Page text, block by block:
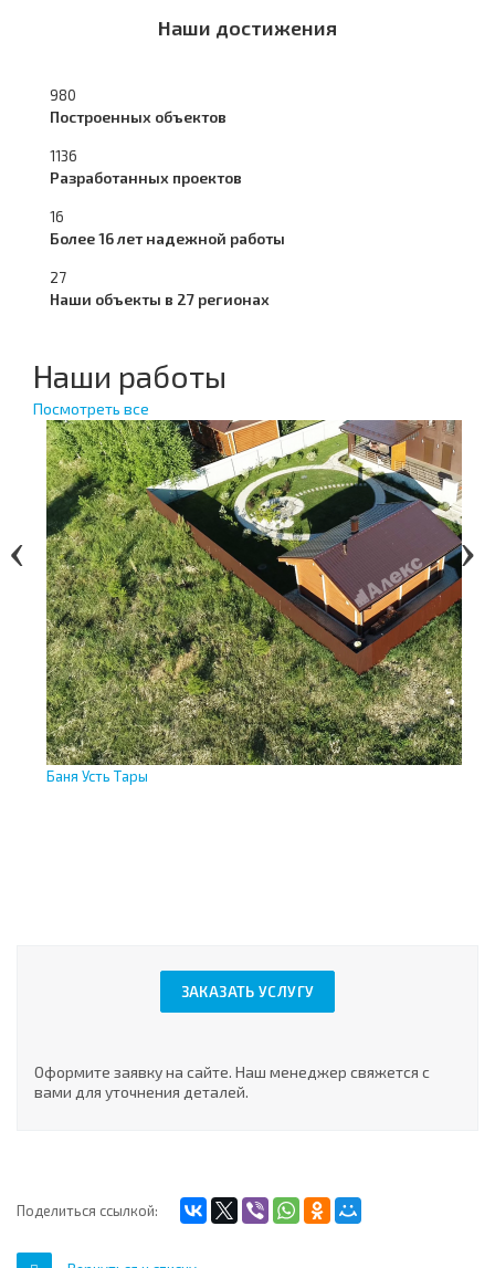
Наши достижения
980
Построенных объектов
1136
Разработанных проектов
16
Более 16 лет надежной работы
27
Наши объекты в 27 регионах
Наши работы
Посмотреть все
Баня Усть Тары
ЗАКАЗАТЬ УСЛУГУ
Оформите заявку на сайте. Наш менеджер свяжется с
вами для уточнения деталей.
Поделиться ссылкой: